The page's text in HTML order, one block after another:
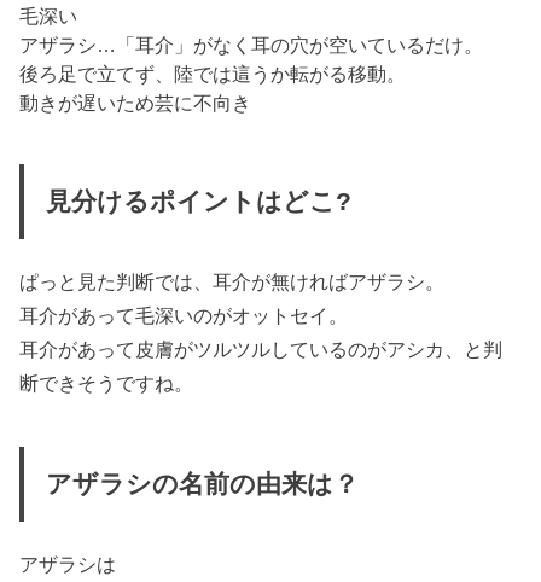
毛深い
アザラシ…「耳介」がなく耳の穴が空いているだけ。
後ろ足で立てず、陸では這うか転がる移動。
動きが遅いため芸に不向き
見分けるポイントはどこ?
ぱっと見た判断では、耳介が無ければアザラシ。
耳介があって毛深いのがオットセイ。
耳介があって皮膚がツルツルしているのがアシカ、と判
断できそうですね。
アザラシの名前の由来は？
アザラシは